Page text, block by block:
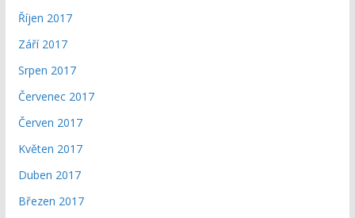
Říjen 2017
Září 2017
Srpen 2017
Červenec 2017
Červen 2017
Květen 2017
Duben 2017
Březen 2017